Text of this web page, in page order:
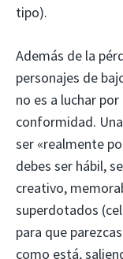
tipo).
Además de la
personajes de
no es a luchar
conformidad.
ser «realmente
debes ser hábil,
creativo,
superdotados
para que
como está,